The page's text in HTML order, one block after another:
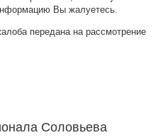
Вы жалуетесь.
передана на рассмотрение
Соловьева